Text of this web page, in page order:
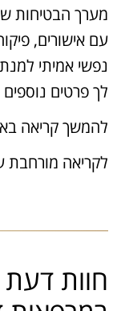
מערך הבטיחות
עם אישורים,
נפשי אמיתי
לך פרטים
להמשך קריאה
לקריאה מורחבת
חוות דעת